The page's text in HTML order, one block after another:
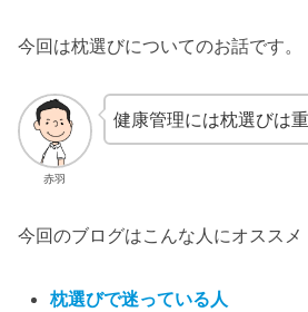
今回は枕選びについてのお話です。
赤羽
健康管理には枕選びは重
今回のブログはこんな人にオススメ
枕選びで迷っている人